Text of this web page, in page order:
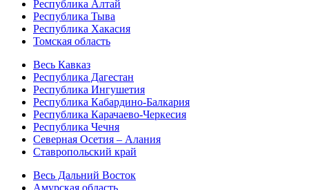
Республика Алтай
Республика Тыва
Республика Хакасия
Томская область
Весь Кавказ
Республика Дагестан
Республика Ингушетия
Республика Кабардино-Балкария
Республика Карачаево-Черкесия
Республика Чечня
Северная Осетия – Алания
Ставропольский край
Весь Дальний Восток
Амурская область